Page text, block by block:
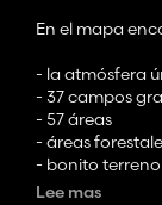
En el mapa
- la atmósfera
- 37 campos
- 57 áreas
- áreas
- bonito terreno
- 42 cultivos:
Lee mas